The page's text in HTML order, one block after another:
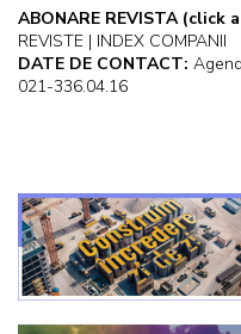
ABONARE REVISTA (click
REVISTE | INDEX COMPANII
DATE DE CONTACT:
021-336.04.16